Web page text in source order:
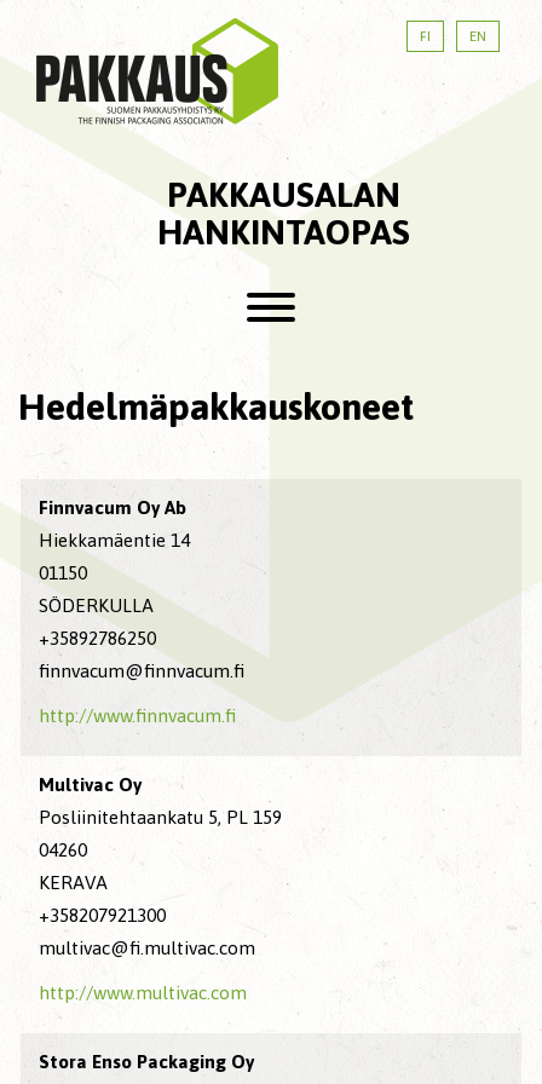
FI EN
PAKKAUSALAN
HANKINTAOPAS
Hedelmäpakkauskoneet
Finnvacum Oy Ab
Hiekkamäentie 14
01150
SÖDERKULLA
+35892786250
finnvacum@finnvacum.fi
http://www.finnvacum.fi
Multivac Oy
Posliinitehtaankatu 5, PL 159
04260
KERAVA
+358207921300
multivac@fi.multivac.com
http://www.multivac.com
Stora Enso Packaging Oy